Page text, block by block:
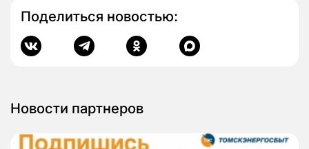
Поделиться новостью:
Новости партнеров